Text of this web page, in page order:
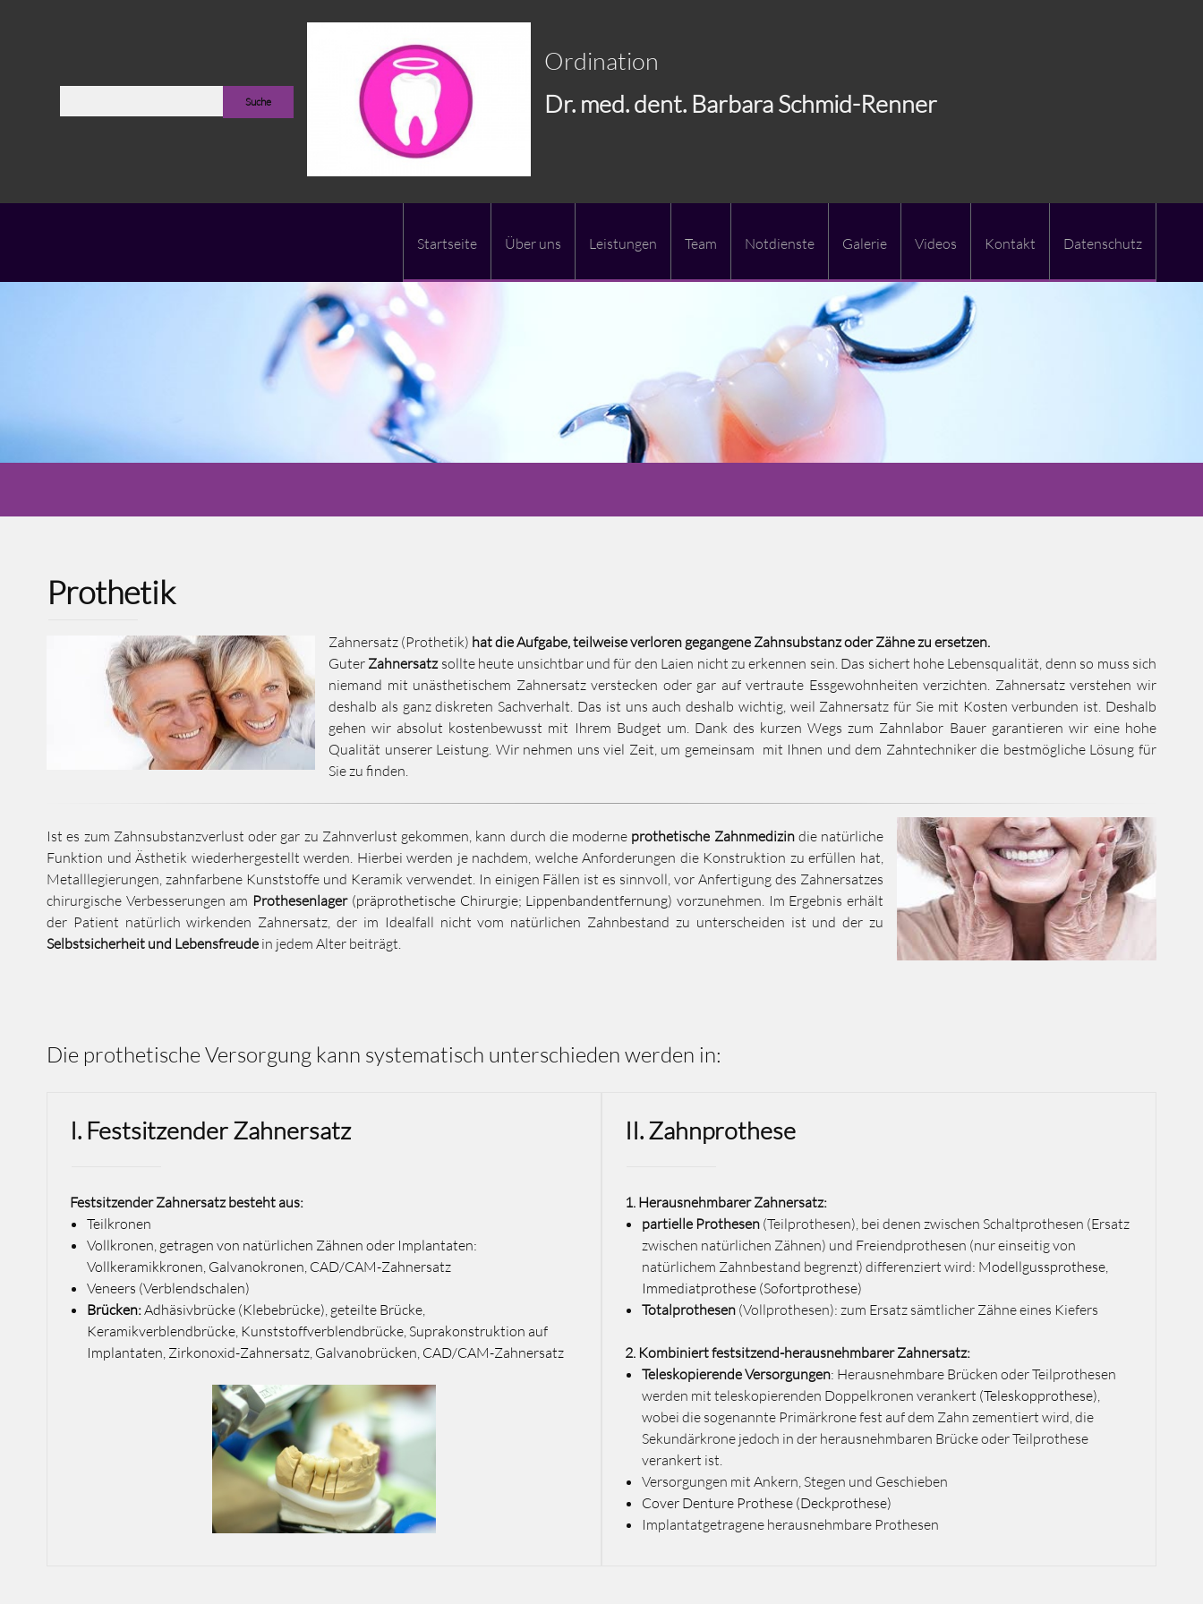
Suche
Ordination
Dr. med. dent. Barbara Schmid-Renner
Startseite Über uns Leistungen Team Notdienste Galerie Videos Kontakt Datenschutz
Prothetik
Zahnersatz (Prothetik) hat die Aufgabe, teilweise verloren gegangene Zahnsubstanz oder Zähne zu ersetzen.
Guter Zahnersatz sollte heute unsichtbar und für den Laien nicht zu erkennen sein. Das sichert hohe Lebensqualität, denn so muss sich
niemand mit unästhetischem Zahnersatz verstecken oder gar auf vertraute Essgewohnheiten verzichten. Zahnersatz verstehen wir
deshalb als ganz diskreten Sachverhalt. Das ist uns auch deshalb wichtig, weil Zahnersatz für Sie mit Kosten verbunden ist. Deshalb
gehen wir absolut kostenbewusst mit Ihrem Budget um. Dank des kurzen Wegs zum Zahnlabor Bauer garantieren wir eine hohe
Qualität unserer Leistung. Wir nehmen uns viel Zeit, um gemeinsam mit Ihnen und dem Zahntechniker die bestmögliche Lösung für
Siezu finden.
Ist es zum Zahnsubstanzverlust oder gar zu Zahnverlust gekommen, kann durch die moderne prothetische Zahnmedizindie natürliche
Funktion und Ästhetik wiederhergestellt werden. Hierbei werden je nachdem, welche Anforderungen die Konstruktion zu erfüllen hat,
Metalllegierungen, zahnfarbene Kunststoffe und Keramik verwendet. In einigen Fällen ist es sinnvoll, vor Anfertigung des Zahnersatzes
chirurgische Verbesserungen am Prothesenlager (präprothetischeChirurgie; Lippenbandentfernung) vorzunehmen. Im Ergebnis erhält
der Patient natürlich wirkenden Zahnersatz, der im Idealfall nicht vom natürlichen Zahnbestand zu unterscheiden ist und der zu
Selbstsicherheit und Lebensfreude in jedem Alter beiträgt.
Die prothetische Versorgung kann systematisch unterschieden werden in:
I. Festsitzender Zahnersatz
Festsitzender Zahnersatz besteht aus:
Teilkronen
Vollkronen, getragen von natürlichen Zähnen oder Implantaten:
Vollkeramikkronen, Galvanokronen, CAD/CAM-Zahnersatz
Veneers (Verblendschalen)
Brücken:Adhäsivbrücke (Klebebrücke), geteilte Brücke,
Keramikverblendbrücke, Kunststoffverblendbrücke, Suprakonstruktion auf
Implantaten, Zirkonoxid-Zahnersatz, Galvanobrücken, CAD/CAM-Zahnersatz
II. Zahnprothese
1. Herausnehmbarer Zahnersatz:
partielle Prothesen (Teilprothesen), bei denen zwischen Schaltprothesen (Ersatz
zwischen natürlichen Zähnen) und Freiendprothesen (nur einseitig von
natürlichem Zahnbestand begrenzt) differenziert wird: Modellgussprothese,
Immediatprothese (Sofortprothese)
Totalprothesen (Vollprothesen): zum Ersatz sämtlicher Zähne eines Kiefers
2. Kombiniert festsitzend-herausnehmbarer Zahnersatz:
Teleskopierende Versorgungen: Herausnehmbare Brücken oder Teilprothesen
werden mit teleskopierenden Doppelkronen verankert (Teleskopprothese)
wobei die sogenannte Primärkrone fest auf dem Zahn zementiert wird, die
Sekundärkrone jedoch in der herausnehmbaren Brücke oder Teilprothese
verankert ist.
Versorgungen mit Ankern, Stegen und Geschieben
Cover Denture Prothese (Deckprothese)
Implantatgetragene herausnehmbare Prothesen